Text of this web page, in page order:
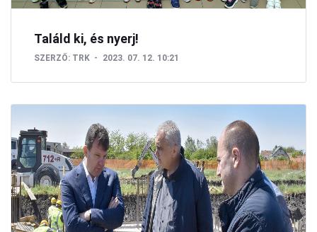
Találd ki, és nyerj!
SZERZŐ: TRK 2023. 07. 12. 10:21